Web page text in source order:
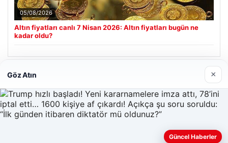
05/08/2026
Altın fiyatları canlı 7 Nisan 2026: Altın fiyatları bugün ne
kadar oldu?
Son Eklenen Firmalar
Enes Kaplan Avukatlık Bürosu
28/04/2026
Göz Atın ×
Güncel Haberler